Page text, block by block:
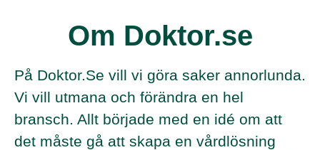
Om Doktor.se
På Doktor.Se vill vi göra saker annorlunda.
Vi vill utmana och förändra en hel
bransch. Allt började med en idé om att
det måste gå att skapa en vårdlösning